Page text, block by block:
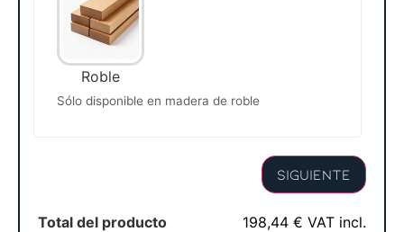
Roble
Sólo disponible en madera de roble
Siguiente
Total del producto
198,44 € VAT incl.